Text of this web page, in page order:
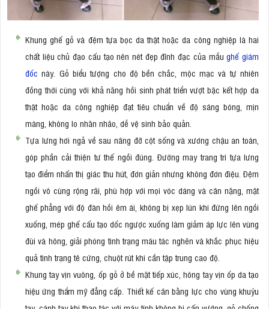
Khung ghế gỗ và đệm tựa bọc da thật hoặc da công nghiệp là hai
chất liệu chủ đạo cấu tạo nên nét đẹp đĩnh đạc của mẫughế giám
đốc này. Gỗ biểu tượng cho độ bền chắc, mộc mạc và tự nhiên
đồng thời cùng với khả năng hồi sinh phát triển vượt bậc kết hợp da
thật hoặc da công nghiệp đạt tiêu chuẩn về độ sáng bóng, mịn
màng, không lo nhăn nhão, dễ vệ sinh bảo quản.
Tựa lưng hơi ngả về sau nâng đỡ cột sống và xương chậu an toàn,
góp phần cải thiện tư thế ngồi đúng. Đường may trang trí tựa lưng
tạo điểm nhấn thị giác thu hút, đơn giản nhưng không đơn điệu. Đệm
ngồi vô cùng rộng rãi, phù hợp với mọi vóc dáng và cân nặng, mặt
ghế phẳng với độ đàn hồi êm ái, không bị xẹp lún khi đứng lên ngồi
xuống, mép ghế cấu tạo dốc ngược xuống làm giảm áp lực lên vùng
đùi và hông, giải phóng tình trạng máu tác nghẽn và khắc phục hiệu
quả tình trạng tê cứng, chuột rút khi cần tập trung cao độ.
Khung tay vịn vuông, ốp gỗ ở bề mặt tiếp xúc, hông tay vịn ốp da tạo
hiệu ứng thẩm mỹ đẳng cấp. Thiết kế cân bằng lực cho vùng khuỷu